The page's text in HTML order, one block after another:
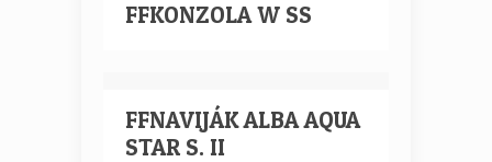
FFKONZOLA W SS
FFNAVIJÁK ALBA AQUA
STAR S. II